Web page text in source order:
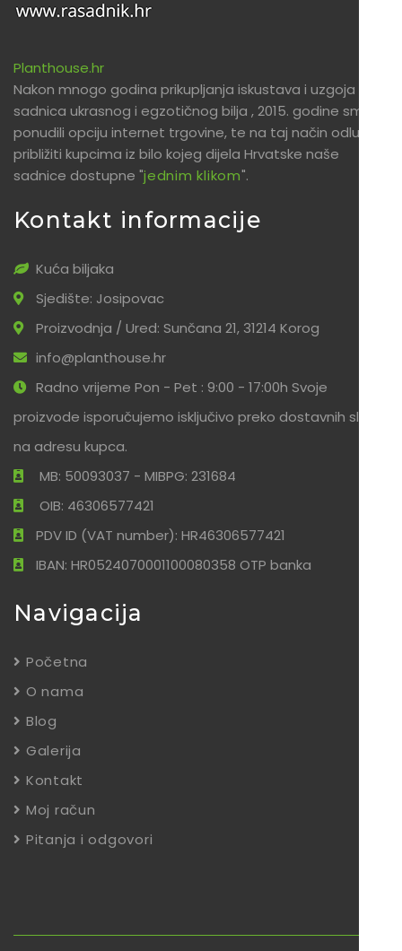
Planthouse.hr
Nakon mnogo godina prikupljanja iskustava i uzgoja
sadnica ukrasnog i egzotičnog bilja , 2015. godine smo
ponudili opciju internet trgovine, te na taj način odlučili
približiti kupcima iz bilo kojeg dijela Hrvatske naše
sadnice dostupne "jednim klikom".
Kontakt informacije
Kuća biljaka
Sjedište: Josipovac
Proizvodnja / Ured: Sunčana 21, 31214 Korog
info@planthouse.hr
Radno vrijeme Pon - Pet : 9:00 - 17:00h Svoje
proizvode isporučujemo isključivo preko dostavnih službi
na adresu kupca.
MB: 50093037 - MIBPG: 231684
OIB: 46306577421
PDV ID (VAT number): HR46306577421
IBAN: HR0524070001100080358 OTP banka
Navigacija
Početna
O nama
Blog
Galerija
Kontakt
Moj račun
Pitanja i odgovori